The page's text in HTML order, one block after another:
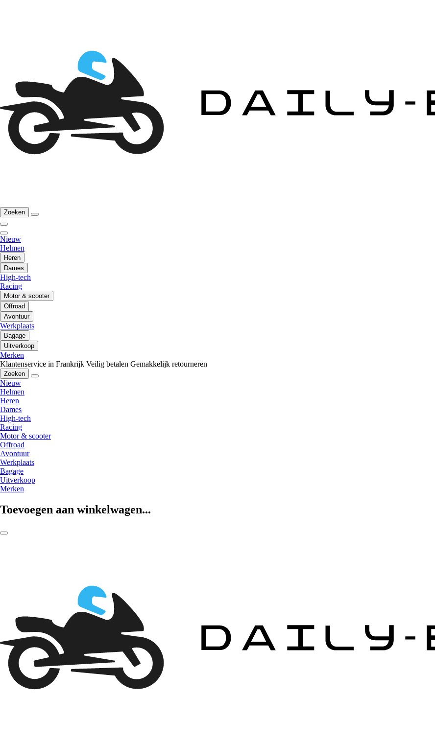
Zoeken
Nieuw
Helmen
Heren
Dames
High-tech
Racing
Motor & scooter
Offroad
Avontuur
Werkplaats
Bagage
Uitverkoop
Merken
Klantenservice in Frankrijk Veilig betalen Gemakkelijk retourneren
Zoeken
Nieuw
Helmen
Heren
Dames
High-tech
Racing
Motor & scooter
Offroad
Avontuur
Werkplaats
Bagage
Uitverkoop
Merken
Toevoegen aan winkelwagen...